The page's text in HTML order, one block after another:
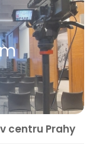
centru Prahy